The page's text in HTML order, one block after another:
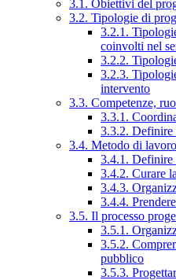
3.1. Obiettivi del
3.2. Tipologie di
3.2.1.
coinvolti nel
3.2.2.
3.2.3.
intervento
3.3. Competenze,
3.3.1.
3.3.2. Definire
3.4. Metodo di lavoro
3.4.1. Definire
3.4.2. Curare
3.4.3.
3.4.4.
3.5. Il processo
3.5.1.
3.5.2.
pubblico
3.5.3.